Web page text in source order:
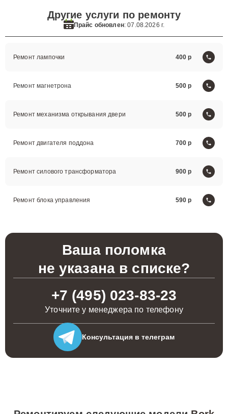
Другие услуги по ремонту
Прайс обновлен: 07.08.2026 г.
Ремонт лампочки 400
Ремонт магнетрона 500
Ремонт механизма открывания двери 500
Ремонт двигателя поддона 700
Ремонт силового трансформатора 900
Ремонт блока управления 590
Ваша поломка
не указана в списке?
+7 (495) 023-83-23
Уточните у менеджера по телефону
Консультация в телеграм